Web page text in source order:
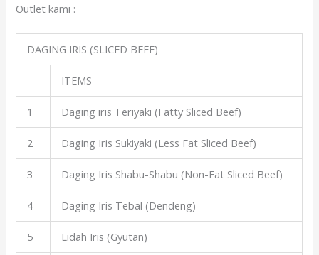
Outlet kami :
DAGING IRIS (SLICED BEEF)
ITEMS
1 Daging iris Teriyaki (Fatty Sliced Beef)
2 Daging Iris Sukiyaki (Less Fat Sliced Beef)
3 Daging Iris Shabu-Shabu (Non-Fat Sliced Beef)
4 Daging Iris Tebal (Dendeng)
5 Lidah Iris (Gyutan)